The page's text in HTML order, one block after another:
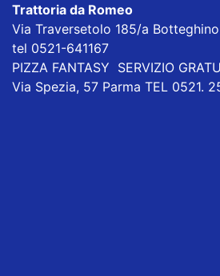
Trattoria da Romeo
Via Traversetolo 185/a
tel 0521-641167
PIZZA FANTASY SERVIZIO
Via Spezia, 57 Parma TEL 0521.